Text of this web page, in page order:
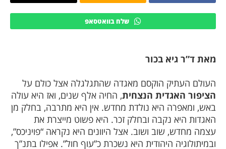
שלח בוואטסאפ
מאת ד”ר גיא בכור
העולם העתיק הוקסם מאגדה שהתגלגלה אצל כולם על
הציפור האגדית הנצחית, החיה אלף שנים, ואז היא עולה
באש, ומאפרה היא נולדת מחדש. אין היא מתרבה, בחלק מן
האגדות היא נקבה ובחלק זכר. היא פשוט מייצרת את
עצמה מחדש, שוב ושוב. אצל היוונים היא נקראה “פויניכס”,
ובמיתולוגיה היהודית היא נשכרת כ”עוף חול”. אפילו בתנ”ך